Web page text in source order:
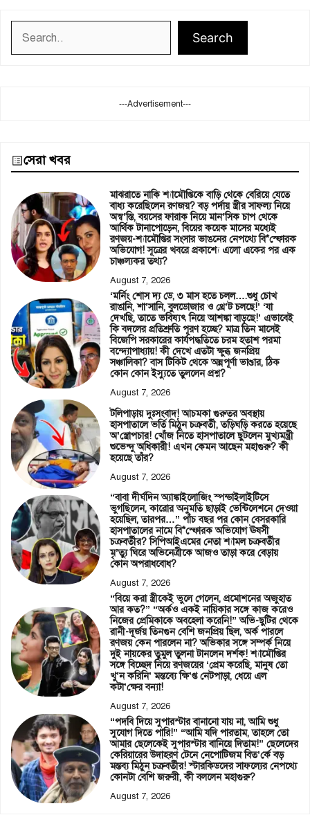
Search
---Advertisement---
সেরা খবর
মাঝরাতে নাকি শ্যামৌপ্তিকে বাড়ি থেকে বেরিয়ে যেতে
বাধ্য করেছিলেন রণজয়? বড় পর্দায় স্ত্রীর সাফল্য নিয়ে
অস্ব’স্তি, বয়সের ফারাক নিয়ে মান’সিক চাপ থেকে
আর্থিক টানাপোড়েন, বিয়ের কয়েক মাসের মধ্যেই
রণজয়-শ্যামৌপ্তির সংসার ভাঙনের নেপথ্যে বি*স্ফোরক
অভিযোগ! সূত্রের খবরে প্রকাশ্যে এলো একের পর এক
চাঞ্চল্যকর তথ্য?
August 7, 2026
‘মর্নিং শোস দ্য ডে, ৩ মাস হতে চলল….শুধু চোখ
রাঙানি, শা’সানি, বুলডোজার ও থ্রে’ট চলছে!’ ‘যা
দেখছি, তাতে ভবিষ্যৎ নিয়ে আশঙ্কা বাড়ছে!’ এভাবেই
কি বদলের প্রতিশ্রুতি পূরণ হচ্ছে? মাত্র তিন মাসেই
বিজেপি সরকারের কার্যপদ্ধতিতে চরম হতাশ পরমা
বন্দ্যোপাধ্যায়! কী দেখে এতটা ক্ষুব্ধ জনপ্রিয়
সঞ্চালিকা? বাস টিকিট থেকে অন্নপূর্ণা ভাণ্ডার, ঠিক
কোন কোন ইস্যুতে তুললেন প্রশ্ন?
August 7, 2026
টলিপাড়ায় দুঃসংবাদ! আচমকা গুরুতর অবস্থায়
হাসপাতালে ভর্তি মিঠুন চক্রবর্তী, তড়িঘড়ি করতে হয়েছে
অ’স্ত্রোপচার! খোঁজ নিতে হাসপাতালে ছুটলেন মুখ্যমন্ত্রী
শুভেন্দু অধিকারী! এখন কেমন আছেন মহাগুরু? কী
হয়েছে তাঁর?
August 7, 2026
“বাবা দীর্ঘদিন অ্যাঙ্কাইলোজিং স্পন্ডাইলাইটিসে
ভুগছিলেন, কারোর অনুমতি ছাড়াই ভেন্টিলেশনে দেওয়া
হয়েছিল, তারপর…” পাঁচ বছর পর কোন বেসরকারি
হাসপাতালের নামে বি*স্ফোরক অভিযোগ ঊষসী
চক্রবর্তীর? সিপিআইএমের নেতা শ্যামল চক্রবর্তীর
মৃ’ত্যু ঘিরে অভিনেত্রীকে আজও তাড়া করে বেড়ায়
কোন অপরাধবোধ?
August 7, 2026
“বিয়ে করা স্ত্রীকেই ভুলে গেলেন, প্রমোশনের অজুহাত
আর কত?” “অর্কও একই নায়িকার সঙ্গে কাজ করেও
নিজের প্রেমিকাকে অবহেলা করেনি!” অভি-ছুটির থেকে
রানী-দূর্জয় তিনগুন বেশি জনপ্রিয় ছিল, অর্ক পারলে
রণজয় কেন পারলেন না? অভিকার সঙ্গে সম্পর্ক নিয়ে
দুই নায়কের তুমুল তুলনা টানলেন দর্শক! শ্যামৌপ্তির
সঙ্গে বিচ্ছেদ নিয়ে রণজয়ের ‘প্রেম করেছি, মানুষ তো
খু’ন করিনি’ মন্তব্যে ক্ষি’প্ত নেটপাড়া, ধেয়ে এল
কটা’ক্ষের বন্যা!
August 7, 2026
“পদবি দিয়ে সুপারস্টার বানানো যায় না, আমি শুধু
সুযোগ দিতে পারি!” “আমি যদি পারতাম, তাহলে তো
আমার ছেলেকেই সুপারস্টার বানিয়ে দিতাম!” ছেলেদের
কেরিয়ারের উদাহরণ টেনে নেপোটিজম বিত’র্কে বড়
মন্তব্য মিঠুন চক্রবর্তীর! স্টারকিডদের সাফল্যের নেপথ্যে
কোনটা বেশি জরুরী, কী বললেন মহাগুরু?
August 7, 2026